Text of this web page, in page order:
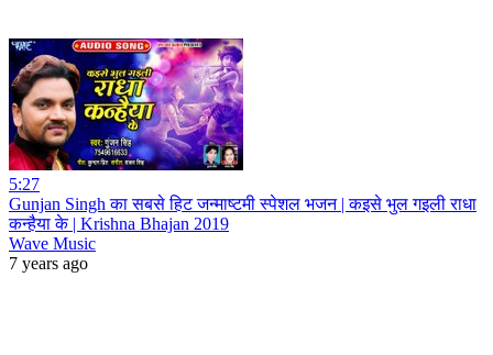
5:27
Gunjan Singh का सबसे हिट जन्माष्टमी स्पेशल भजन | कइसे भुल गइली राधा
कन्हैया के | Krishna Bhajan 2019
Wave Music
7 years ago